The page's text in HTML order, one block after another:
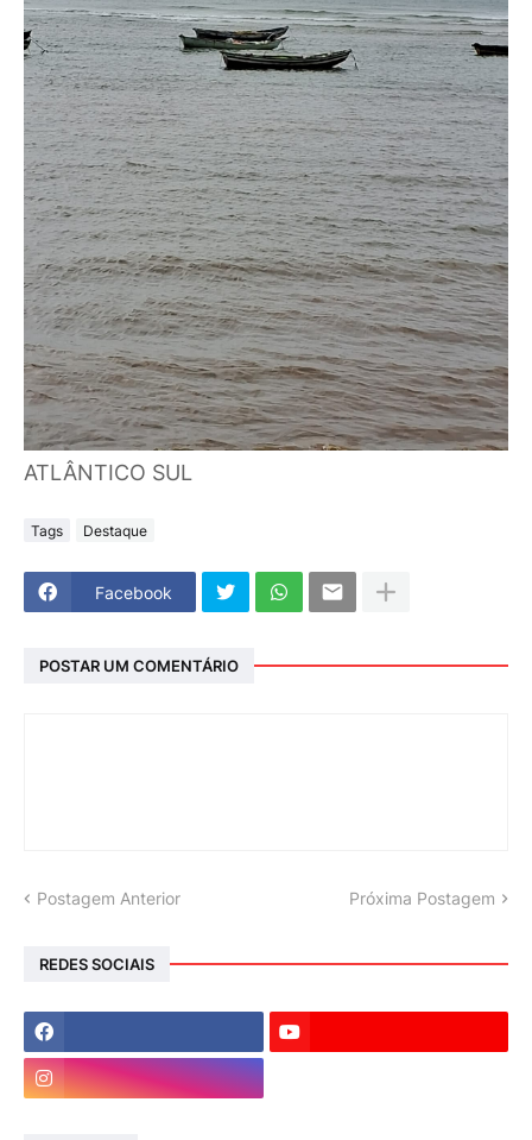
ATLÂNTICO SUL
Tags Destaque
Facebook
POSTAR UM COMENTÁRIO
Postagem Anterior Próxima Postagem
REDES SOCIAIS